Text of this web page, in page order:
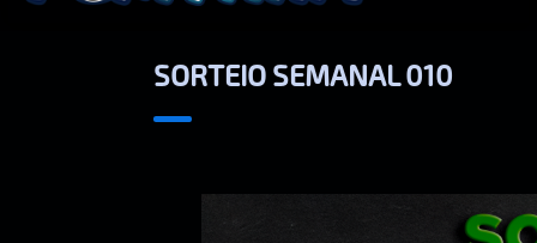
SORTEIO SEMANAL 010